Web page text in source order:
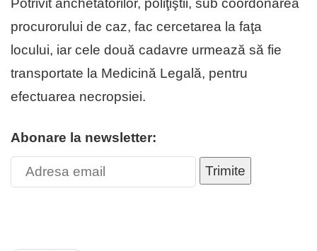
procurorului de caz, fac cercetarea la faţa
locului, iar cele două cadavre urmează să fie
transportate la Medicină Legală, pentru
efectuarea necropsiei.
Abonare la newsletter:
Trimite